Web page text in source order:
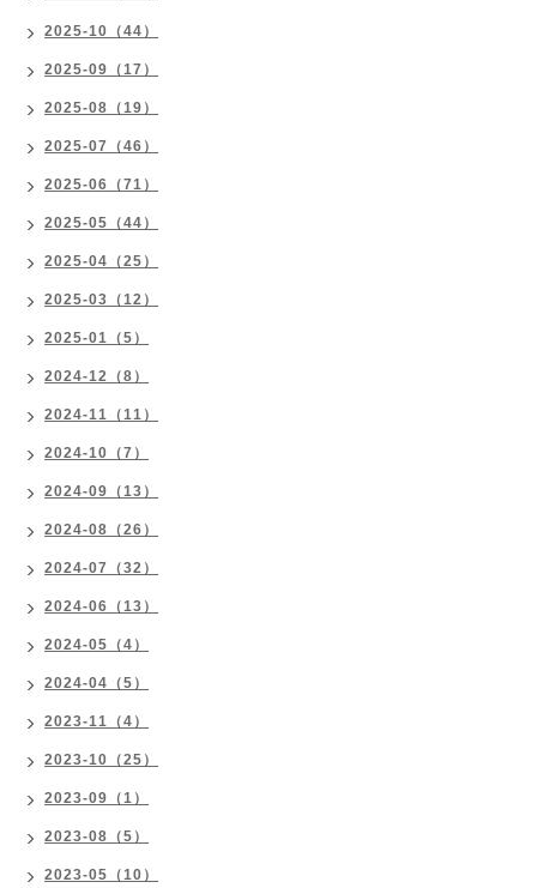
2025-10（44）
2025-09（17）
2025-08（19）
2025-07（46）
2025-06（71）
2025-05（44）
2025-04（25）
2025-03（12）
2025-01（5）
2024-12（8）
2024-11（11）
2024-10（7）
2024-09（13）
2024-08（26）
2024-07（32）
2024-06（13）
2024-05（4）
2024-04（5）
2023-11（4）
2023-10（25）
2023-09（1）
2023-08（5）
2023-05（10）